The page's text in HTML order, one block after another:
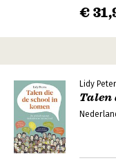
€
Lidy
Talen